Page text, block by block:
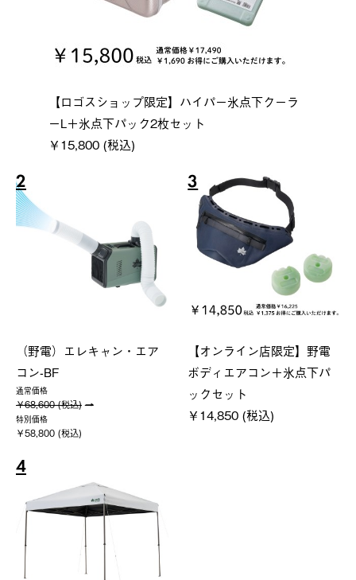
【ロゴスショップ限定】ハイパー氷点下クーラ
ーL＋氷点下パック2枚セット
￥15,800 (税込)
2
（野電）エレキャン・エア
コン-BF
通常価格
￥68,600 (税込)
特別価格
￥58,800 (税込)
3
【オンライン店限定】野電
ボディエアコン＋氷点下パ
ックセット
￥14,850 (税込)
4